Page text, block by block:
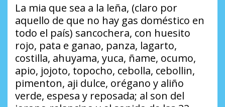
La mia que sea a la leña, (claro por
aquello de que no hay gas doméstico en
todo el país) sancochera, con huesito
rojo, pata e ganao, panza, lagarto,
costilla, ahuyama, yuca, ñame, ocumo,
apio, jojoto, topocho, cebolla, cebollin,
pimenton, aji dulce, orégano y aliño
verde, espesa y reposada; al son del